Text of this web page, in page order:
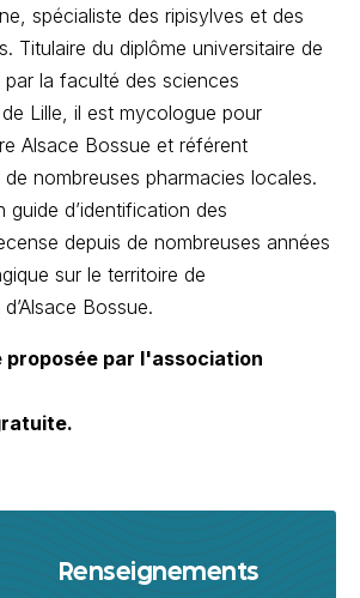
spécialiste des ripisylves et des
Titulaire du diplôme universitaire de
la faculté des sciences
Lille, il est mycologue pour
Alsace Bossue et référent
nombreuses pharmacies locales.
guide d’identification des
depuis de nombreuses années
sur le territoire de
Bossue.
proposée par l'association
Renseignements